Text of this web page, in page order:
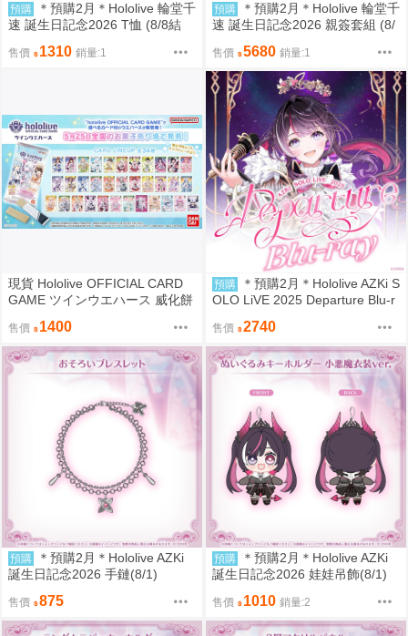
預購
＊預購2月＊Hololive 輪堂千
速 誕生日記念2026 T恤 (8/8結
售價 1310 銷量:1
預購
＊預購2月＊Hololive 輪堂千
速 誕生日記念2026 親簽套組 (8/
售價 5680 銷量:1
現貨 Hololive OFFICIAL CARD
GAME ツインウエハース 威化餅
售價 1400
預購
＊預購2月＊Hololive AZKi S
OLO LiVE 2025 Departure Blu-r
售價 2740
預購
＊預購2月＊Hololive AZKi
誕生日記念2026 手鏈(8/1)
售價 875
預購
＊預購2月＊Hololive AZKi
誕生日記念2026 娃娃吊飾(8/1)
售價 1010 銷量:2